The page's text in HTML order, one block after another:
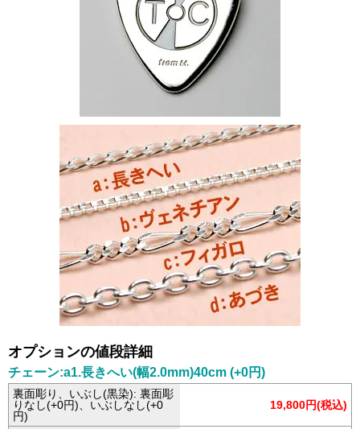
オプションの値段詳細
チェーン:a1.長きへい(幅2.0mm)40cm (+0円)
裏面彫り、いぶし(黒染): 裏面彫
りなし(+0円)、いぶしなし(+0
円)
19,800円(税込)